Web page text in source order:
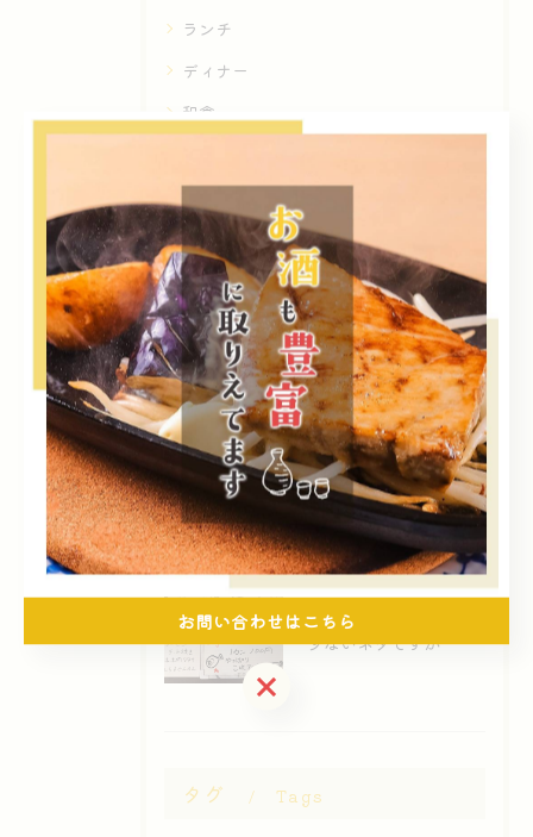
ランチ
ディナー
和食
最近の投稿
Posts
2026/08/08
感謝と愛と情
2026/08/07
暑差に負けたくない
2026/08/06
少ないネタですが
タグ Tags
お問い合わせはこちら
お問い合わせはこちら